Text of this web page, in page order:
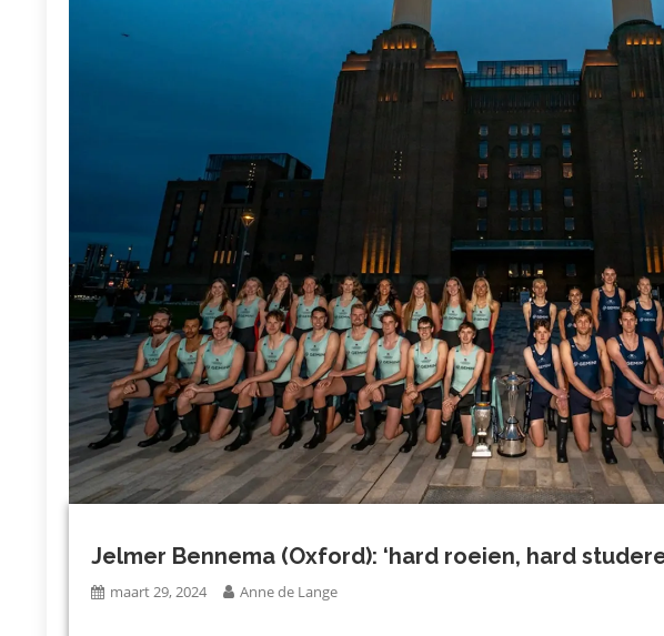
Jelmer Bennema (Oxford): ‘hard roeien, hard
maart 29, 2024 Anne de Lange